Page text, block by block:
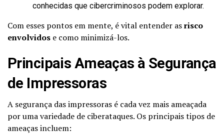
conhecidas que cibercriminosos podem explorar.
Com esses pontos em mente, é vital entender asrisco
envolvidos e como minimizá-los.
Principais Ameaças à Segurança
de Impressoras
A segurança das impressoras é cada vez mais ameaçada
por uma variedade de ciberataques. Os principais tipos de
ameaças incluem: